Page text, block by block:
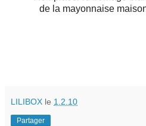
de la mayonnaise
LILIBOX le 1.2.10
Partager